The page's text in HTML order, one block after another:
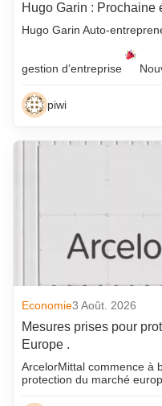
Hugo Garin : Prochaine
Hugo Garin Auto-
gestion d’entreprise
piwi
Economie3 Août. 2026
Mesures prises pour
Europe .
ArcelorMittal commence à
protection du marché